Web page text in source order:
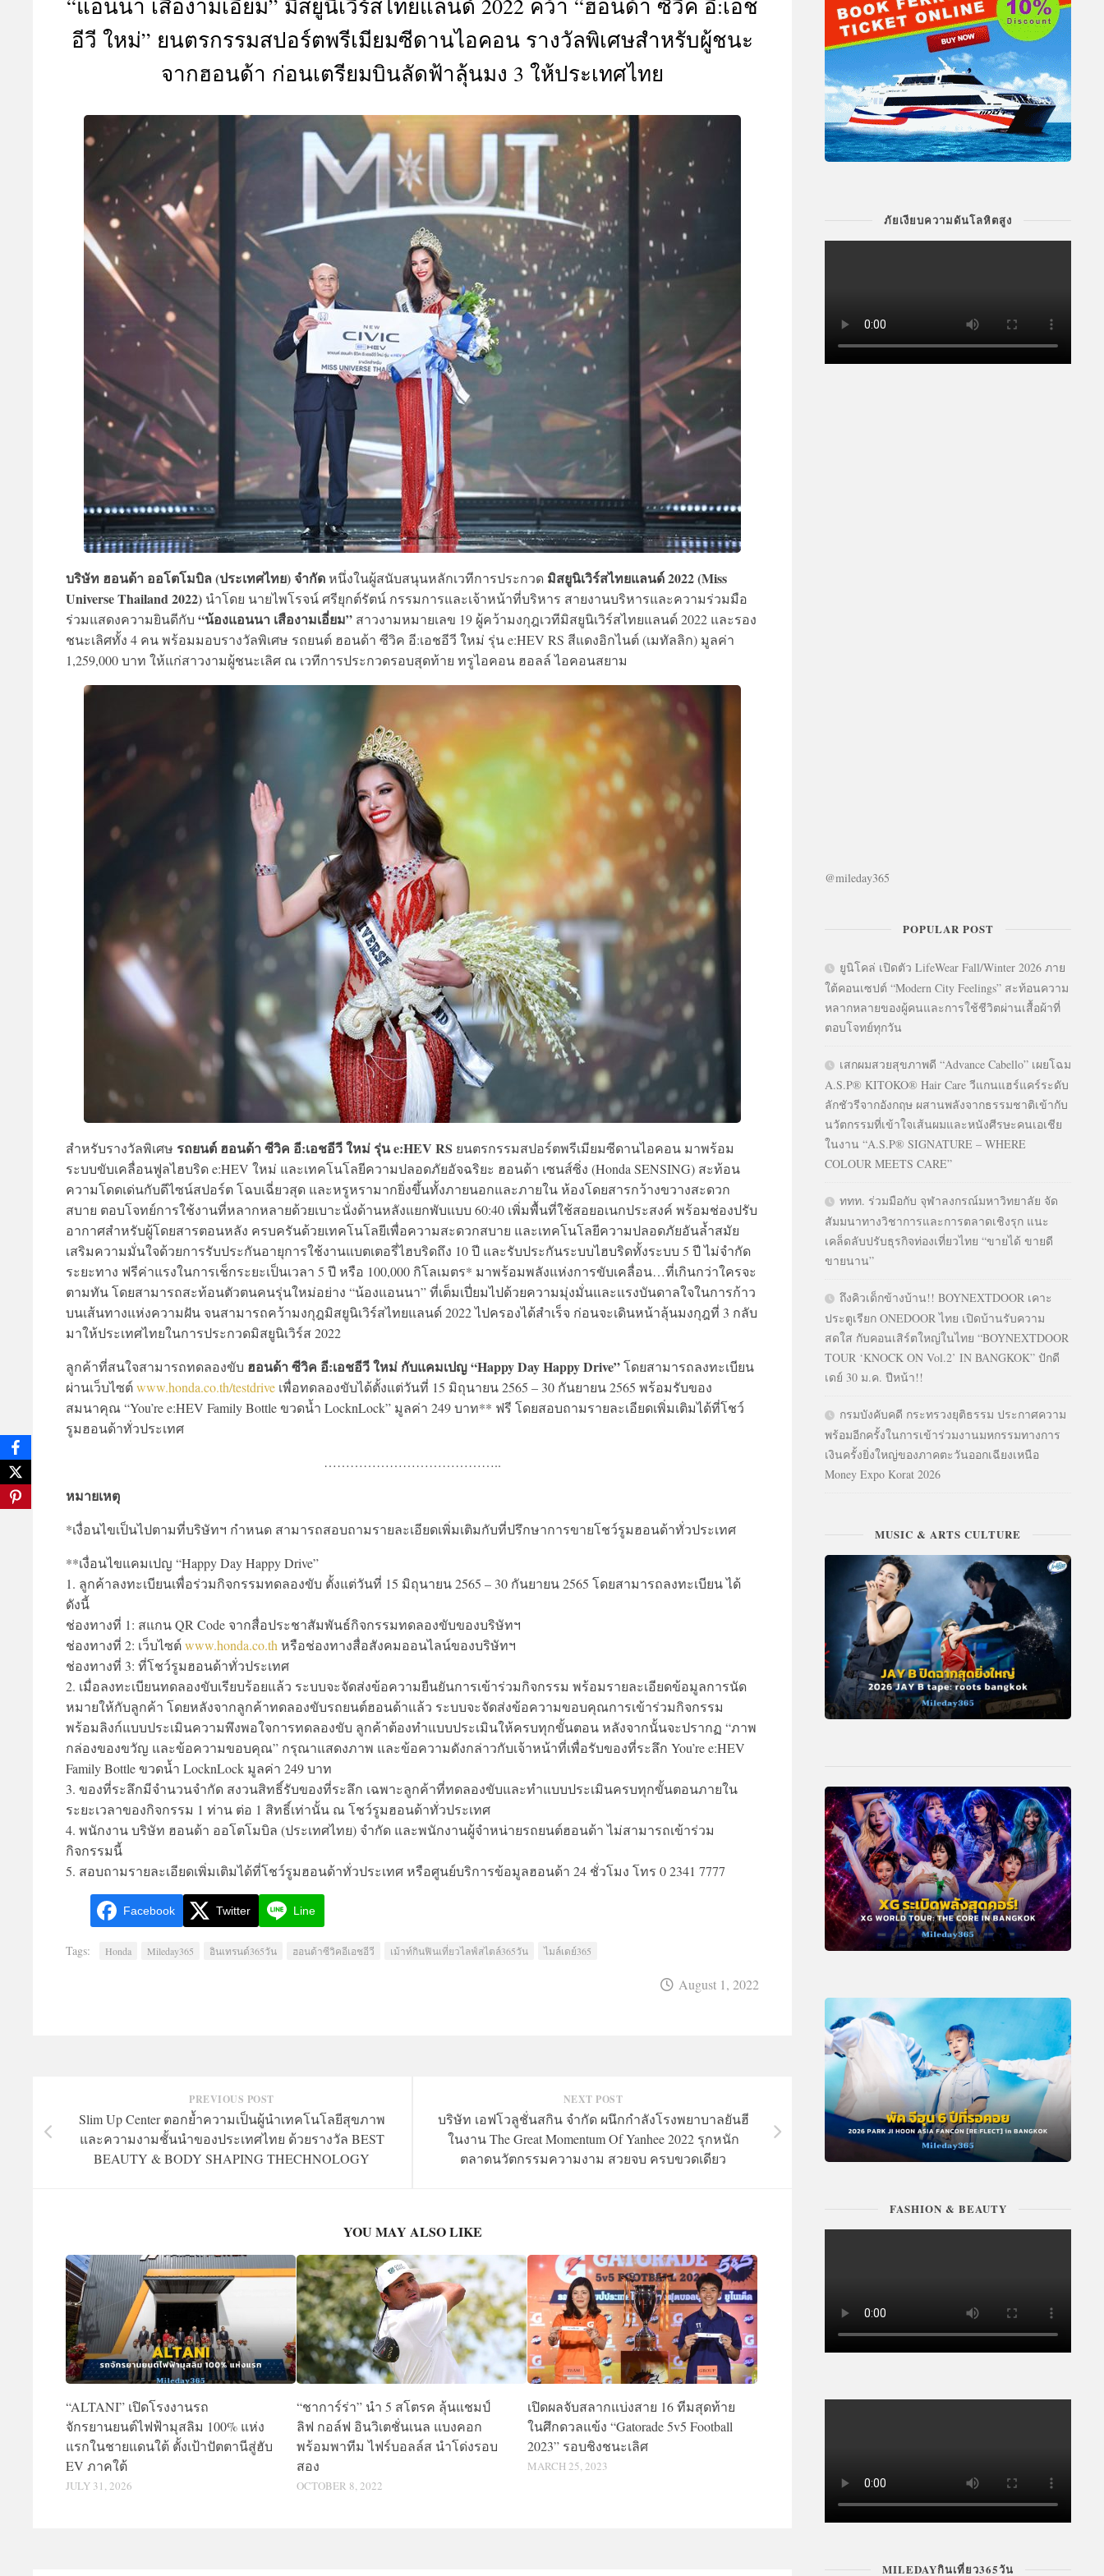
ACTIVITIES
&
EVENT
“แอนนา เสืองามเอี่ยม” มิสยูนิเวิร์สไทยแลนด์ 2022 คว้า “ฮอนด้า ซีวิค อี:เอช
อีวี ใหม่” ยนตรกรรมสปอร์ตพรีเมียมซีดานไอคอน รางวัลพิเศษสำหรับผู้ชนะ
จากฮอนด้า ก่อนเตรียมบินลัดฟ้าลุ้นมง 3 ให้ประเทศไทย
บริษัท ฮอนด้า ออโตโมบิล (ประเทศไทย) จำกัดหนึ่งในผู้สนับสนุนหลักเวทีการประกวด มิสยูนิเวิร์สไทยแลนด์ 2022 (Miss
Universe Thailand 2022) นำโดย นายไพโรจน์ ศรียุกต์รัตน์ กรรมการและเจ้าหน้าที่บริหาร สายงานบริหารและความร่วมมือ
ร่วมแสดงความยินดีกับ “น้องแอนนา เสืองามเอี่ยม” สาวงามหมายเลข 19 ผู้คว้ามงกุฎเวทีมิสยูนิเวิร์สไทยแลนด์ 2022 และรอง
ชนะเลิศทั้ง 4 คน พร้อมมอบรางวัลพิเศษ รถยนต์ ฮอนด้า ซีวิค อี:เอชอีวี ใหม่ รุ่น e:HEV RS สีแดงอิกไนต์ (เมทัลลิก) มูลค่า
1,259,000 บาท ให้แก่สาวงามผู้ชนะเลิศ ณ เวทีการประกวดรอบสุดท้าย ทรูไอคอน ฮอลล์ ไอคอนสยาม
สำหรับรางวัลพิเศษ รถยนต์ ฮอนด้า ซีวิค อี:เอชอีวี ใหม่ รุ่น e:HEV RS ยนตรกรรมสปอร์ตพรีเมียมซีดานไอคอน มาพร้อม
ระบบขับเคลื่อนฟูลไฮบริด e:HEV ใหม่ และเทคโนโลยีความปลอดภัยอัจฉริยะ ฮอนด้า เซนส์ซิ่ง (Honda SENSING) สะท้อน
ความโดดเด่นกับดีไซน์สปอร์ต โฉบเฉี่ยวสุด และหรูหรามากยิ่งขึ้นทั้งภายนอกและภายใน ห้องโดยสารกว้างขวางสะดวก
สบาย ตอบโจทย์การใช้งานที่หลากหลายด้วยเบาะนั่งด้านหลังแยกพับแบบ 60:40 เพิ่มพื้นที่ใช้สอยอเนกประสงค์ พร้อมช่องปรับ
อากาศสำหรับผู้โดยสารตอนหลัง ครบครันด้วยเทคโนโลยีเพื่อความสะดวกสบาย และเทคโนโลยีความปลอดภัยอันล้ำสมัย
เสริมความมั่นใจด้วยการรับประกันอายุการใช้งานแบตเตอรี่ไฮบริดถึง 10 ปี และรับประกันระบบไฮบริดทั้งระบบ 5 ปี ไม่จำกัด
ระยะทาง ฟรีค่าแรงในการเช็กระยะเป็นเวลา 5 ปี หรือ 100,000 กิโลเมตร* มาพร้อมพลังแห่งการขับเคลื่อน…ที่เกินกว่าใครจะ
ตามทัน โดยสามารถสะท้อนตัวตนคนรุ่นใหม่อย่าง “น้องแอนนา” ที่เต็มเปี่ยมไปด้วยความมุ่งมั่นและแรงบันดาลใจในการก้าว
บนเส้นทางแห่งความฝัน จนสามารถคว้ามงกุฎมิสยูนิเวิร์สไทยแลนด์ 2022 ไปครองได้สำเร็จ ก่อนจะเดินหน้าลุ้นมงกุฎที่ 3 กลับ
มาให้ประเทศไทยในการประกวดมิสยูนิเวิร์ส 2022
ลูกค้าที่สนใจสามารถทดลองขับ ฮอนด้า ซีวิค อี:เอชอีวี ใหม่ กับแคมเปญ “Happy Day Happy Drive”โดยสามารถลงทะเบียน
ผ่านเว็บไซต์www.honda.co.th/testdrive เพื่อทดลองขับได้ตั้งแต่วันที่ 15 มิถุนายน 2565 – 30 กันยายน 2565 พร้อมรับของ
สมนาคุณ “You’re e:HEV Family Bottle ขวดน้ำ LocknLock” มูลค่า 249 บาท** ฟรี โดยสอบถามรายละเอียดเพิ่มเติมได้ที่โชว์
รูมฮอนด้าทั่วประเทศ
…………………………………..
หมายเหตุ
*เงื่อนไขเป็นไปตามที่บริษัทฯ กำหนด สามารถสอบถามรายละเอียดเพิ่มเติมกับที่ปรึกษาการขายโชว์รูมฮอนด้าทั่วประเทศ
**เงื่อนไขแคมเปญ “Happy Day Happy Drive”
1. ลูกค้าลงทะเบียนเพื่อร่วมกิจกรรมทดลองขับ ตั้งแต่วันที่ 15 มิถุนายน 2565 – 30 กันยายน 2565 โดยสามารถลงทะเบียน ได้
ดังนี้
ช่องทางที่ 1: สแกน QR Code จากสื่อประชาสัมพันธ์กิจกรรมทดลองขับของบริษัทฯ
ช่องทางที่ 2: เว็บไซต์www.honda.co.th หรือช่องทางสื่อสังคมออนไลน์ของบริษัทฯ
ช่องทางที่ 3: ที่โชว์รูมฮอนด้าทั่วประเทศ
2. เมื่อลงทะเบียนทดลองขับเรียบร้อยแล้ว ระบบจะจัดส่งข้อความยืนยันการเข้าร่วมกิจกรรม พร้อมรายละเอียดข้อมูลการนัด
หมายให้กับลูกค้า โดยหลังจากลูกค้าทดลองขับรถยนต์ฮอนด้าแล้ว ระบบจะจัดส่งข้อความขอบคุณการเข้าร่วมกิจกรรม
พร้อมลิงก์แบบประเมินความพึงพอใจการทดลองขับ ลูกค้าต้องทำแบบประเมินให้ครบทุกขั้นตอน หลังจากนั้นจะปรากฏ “ภาพ
กล่องของขวัญ และข้อความขอบคุณ” กรุณาแสดงภาพ และข้อความดังกล่าวกับเจ้าหน้าที่เพื่อรับของที่ระลึก You’re e:HEV
Family Bottle ขวดน้ำ LocknLock มูลค่า 249 บาท
3. ของที่ระลึกมีจำนวนจำกัด สงวนสิทธิ์รับของที่ระลึก เฉพาะลูกค้าที่ทดลองขับและทำแบบประเมินครบทุกขั้นตอนภายใน
ระยะเวลาของกิจกรรม 1 ท่าน ต่อ 1 สิทธิ์เท่านั้น ณ โชว์รูมฮอนด้าทั่วประเทศ
4. พนักงาน บริษัท ฮอนด้า ออโตโมบิล (ประเทศไทย) จำกัด และพนักงานผู้จำหน่ายรถยนต์ฮอนด้า ไม่สามารถเข้าร่วม
กิจกรรมนี้
5. สอบถามรายละเอียดเพิ่มเติมได้ที่โชว์รูมฮอนด้าทั่วประเทศ หรือศูนย์บริการข้อมูลฮอนด้า 24 ชั่วโมง โทร 0 2341 7777
Facebook Twitter Line
Tags: Honda Mileday365 อินเทรนด์365วัน ฮอนด้าซีวิคอีเอชอีวี เม้าท์กินฟินเที่ยวไลฟ์สไตล์365วัน ไมล์เดย์365
August 1, 2022
NEXT POST
บริษัท เอฟโวลูชั่นสกิน จำกัด ผนึกกำลังโรงพยาบาลยันฮี
ในงาน The Great Momentum Of Yanhee 2022 รุกหนัก
ตลาดนวัตกรรมความงาม สวยจบ ครบขวดเดียว
PREVIOUS POST
Slim Up Center ตอกย้ำความเป็นผู้นำเทคโนโลยีสุขภาพ
และความงามชั้นนำของประเทศไทย ด้วยรางวัล BEST
BEAUTY & BODY SHAPING THECHNOLOGY
YOU MAY ALSO LIKE
“ALTANI” เปิดโรงงานรถ
จักรยานยนต์ไฟฟ้ามุสลิม 100% แห่ง
แรกในชายแดนใต้ ตั้งเป้าปัตตานีสู่ฮับ
EV ภาคใต้
JULY 31, 2026
“ชาการ์ร่า” นำ 5 สโตรค ลุ้นแชมป์
ลิฟ กอล์ฟ อินวิเตชั่นเนล แบงคอก
พร้อมพาทีม ไฟร์บอลล์ส นำโด่งรอบ
สอง
OCTOBER 8, 2022
เปิดผลจับสลากแบ่งสาย 16 ทีมสุดท้าย
ในศึกดวลแข้ง “Gatorade 5v5 Football
2023” รอบชิงชนะเลิศ
MARCH 25, 2023
ภัยเงียบความดันโลหิตสูง
@mileday365
POPULAR POST
ยูนิโคล่ เปิดตัว LifeWear Fall/Winter 2026 ภาย
ใต้คอนเซปต์ “Modern City Feelings” สะท้อนความ
หลากหลายของผู้คนและการใช้ชีวิตผ่านเสื้อผ้าที่
ตอบโจทย์ทุกวัน
เสกผมสวยสุขภาพดี “Advance Cabello” เผยโฉม
A.S.P® KITOKO® Hair Care วีแกนแฮร์แคร์ระดับ
ลักชัวรีจากอังกฤษ ผสานพลังจากธรรมชาติเข้ากับ
นวัตกรรมที่เข้าใจเส้นผมและหนังศีรษะคนเอเชีย
ในงาน “A.S.P® SIGNATURE – WHERE
COLOUR MEETS CARE”
ททท. ร่วมมือกับ จุฬาลงกรณ์มหาวิทยาลัย จัด
สัมมนาทางวิชาการและการตลาดเชิงรุก แนะ
เคล็ดลับปรับธุรกิจท่องเที่ยวไทย “ขายได้ ขายดี
ขายนาน”
ถึงคิวเด็กข้างบ้าน!! BOYNEXTDOOR เคาะ
ประตูเรียก ONEDOOR ไทย เปิดบ้านรับความ
สดใส กับคอนเสิร์ตใหญ่ในไทย “BOYNEXTDOOR
TOUR ‘KNOCK ON Vol.2’ IN BANGKOK” ปักดี
เดย์ 30 ม.ค. ปีหน้า!!
กรมบังคับคดี กระทรวงยุติธรรม ประกาศความ
พร้อมอีกครั้งในการเข้าร่วมงานมหกรรมทางการ
เงินครั้งยิ่งใหญ่ของภาคตะวันออกเฉียงเหนือ
Money Expo Korat 2026
MUSIC & ARTS CULTURE
FASHION & BEAUTY
MILEDAYกินเที่ยว365วัน